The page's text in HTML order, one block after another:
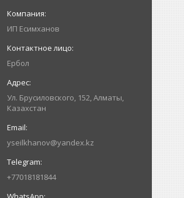
ИП Есимxанов
Ербол
Ул. Брусиловского, 152, Алматы,
Казахстан
yseilkhanov@yandex.kz
+77018181844